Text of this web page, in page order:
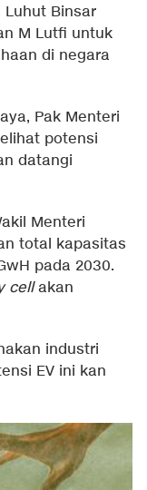
Luhut Binsar
M Lutfi untuk
di negara
Pak Menteri
potensi
datangi
Menteri
total kapasitas
pada 2030.
cellakan
industri
EV ini kan